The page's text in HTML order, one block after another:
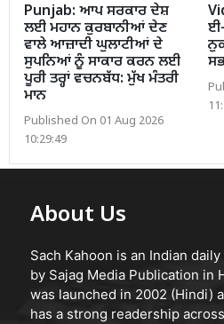
Punjab: ਆਪ ਸਰਕਾਰ ਦੇਸ਼
ਲਈ ਮਹਾਨ ਕੁਰਬਾਨੀਆਂ ਦੇਣ
ਵਾਲੇ ਆਜ਼ਾਦੀ ਘੁਲਾਟੀਆਂ ਦੇ
ਸੁਪਨਿਆਂ ਨੂੰ ਸਾਕਾਰ ਕਰਨ ਲਈ
ਪੂਰੀ ਤਰ੍ਹਾਂ ਵਚਨਬੱਧ: ਮੁੱਖ ਮੰਤਰੀ
ਮਾਨ
Published On 01 Aug 2026
10:29:49
About Us
Sach Kahoon is an Indian
by Sajag Media Publication in
was launched in 2002 (Hindi)
has a strong readership